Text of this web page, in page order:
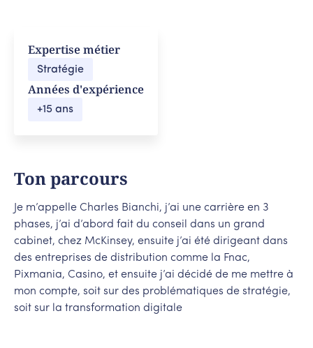
Ton parcours
Je m’appelle Charles Bianchi, j’ai une carrière en 3
phases, j’ai d’abord fait du conseil dans un grand
cabinet, chez McKinsey, ensuite j’ai été dirigeant dans
des entreprises de distribution comme la Fnac,
Pixmania, Casino, et ensuite j’ai décidé de me mettre à
mon compte, soit sur des problématiques de stratégie,
soit sur la transformation digitale
Expertise métier
Stratégie
Années d'expérience
+15 ans